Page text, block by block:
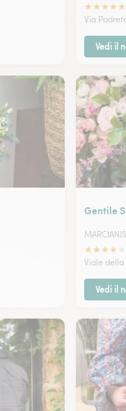
★★★★★
Via
Vedi il
Gentile
★★★★
Viale della
Vedi il